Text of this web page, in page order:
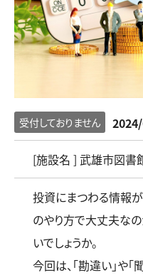
受付しておりません
[施設名 ] 武雄市図書
投資にまつわる情報が
のやり方で大丈夫な
いでしょうか。
今回は、「勘違い」や「